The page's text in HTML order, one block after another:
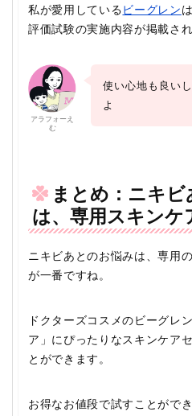
私が愛用しているビーグレン
評価試験の実施内容が掲載され
アラフォーえ
む
使い心地も良い
よ
まとめ：ニキ
は、専用スキンケ
ニキビあとのお悩みは、専用
が一番ですね。
ドクターズコスメのビーグレ
ア」にぴったりなスキンケア
とができます。
お得なお値段で試すことがで